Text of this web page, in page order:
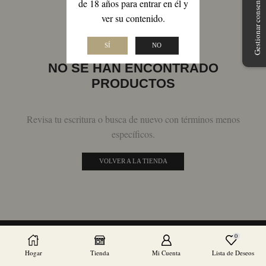
de 18 años para entrar en él y
ver su contenido.
SÍ NO
NO SE HAN ENCONTRADO
PRODUCTOS
Revisa tu escritura o busca de nuevo con términos menos
específicos.
VOLVER A LA TIENDA
Hogar Tienda Mi Cuenta
0
Lista de Deseos